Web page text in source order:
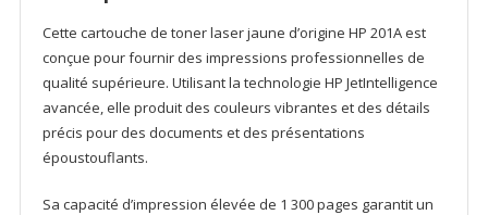
M252/M274/M277
Cette cartouche de toner laser jaune d’origine HP 201A est
conçue pour fournir des impressions professionnelles de
qualité supérieure. Utilisant la technologie HP JetIntelligence
avancée, elle produit des couleurs vibrantes et des détails
précis pour des documents et des présentations
époustouflants.
Sa capacité d’impression élevée de 1 300 pages garantit un